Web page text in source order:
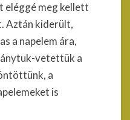
eléggé meg kellett
Aztán kiderült,
a napelem ára,
vetettük a
a
is